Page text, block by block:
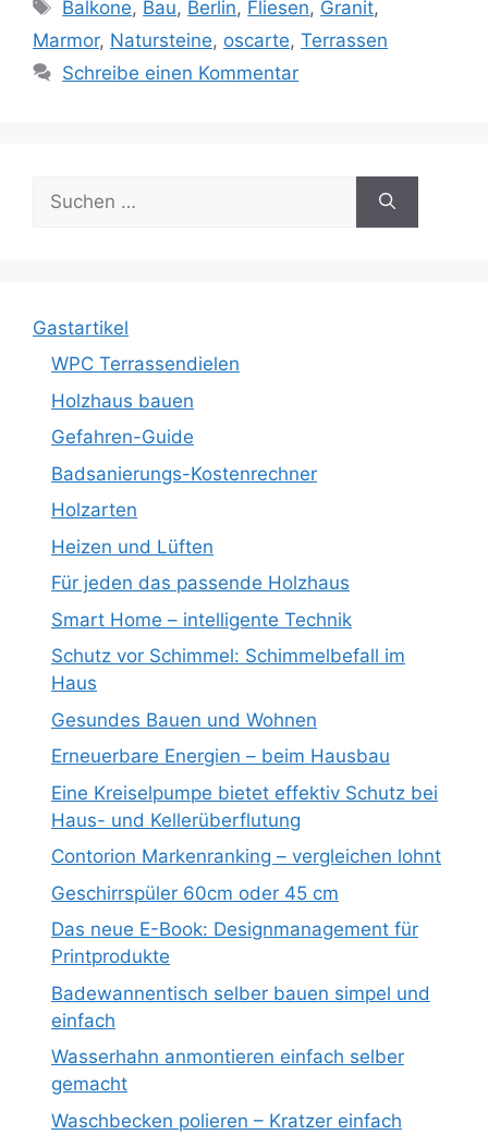
Balkone, Bau, Berlin, Fliesen, Granit,
Marmor, Natursteine, oscarte, Terrassen
Schreibe einen Kommentar
nach:
Gastartikel
WPC Terrassendielen
Holzhaus bauen
Gefahren-Guide
Badsanierungs-Kostenrechner
Holzarten
Heizen und Lüften
Für jeden das passende Holzhaus
Smart Home – intelligente Technik
Schutz vor Schimmel: Schimmelbefall im
Haus
Gesundes Bauen und Wohnen
Erneuerbare Energien – beim Hausbau
Eine Kreiselpumpe bietet effektiv Schutz bei
Haus- und Kellerüberflutung
Contorion Markenranking – vergleichen lohnt
Geschirrspüler 60cm oder 45 cm
Das neue E-Book: Designmanagement für
Printprodukte
Badewannentisch selber bauen simpel und
einfach
Wasserhahn anmontieren einfach selber
gemacht
Waschbecken polieren – Kratzer einfach